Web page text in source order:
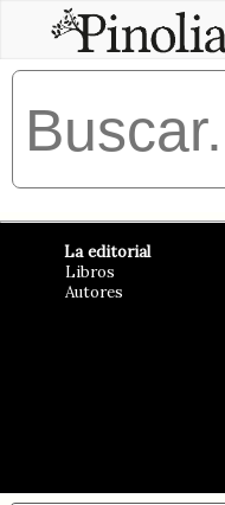
La editorial
Libros
Autores